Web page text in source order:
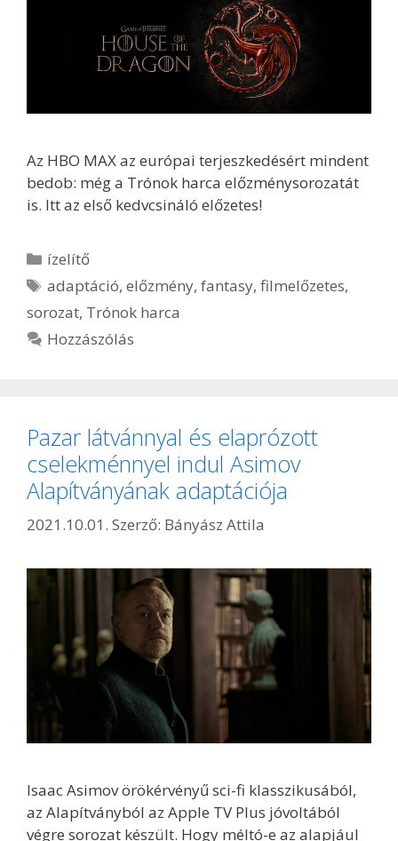
Az HBO MAX az európai terjeszkedésért mindent
bedob: még a Trónok harca előzménysorozatát
is. Itt az első kedvcsináló előzetes!
Kategória
ízelítő
Címkék
adaptáció,előzmény,fantasy,filmelőzetes,
sorozat, Trónok harca
Hozzászólás
Pazar látvánnyal és elaprózott
cselekménnyel indul Asimov
Alapítványának adaptációja
2021.10.01. Szerző: Bányász Attila
Isaac Asimov örökérvényű sci-fi klasszikusából,
az Alapítványból az Apple TV Plus jóvoltából
végre sorozat készült. Hogy méltó-e az alapjául